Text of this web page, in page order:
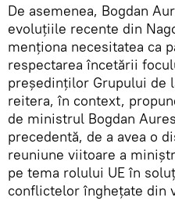
De asemenea, Bogdan
evoluţiile recente din
menţiona necesitatea ca
respectarea încetării
preşedinţilor Grupului de
reitera, în context,
de ministrul Bogdan
precedentă, de a avea o
reuniune viitoare a
pe tema rolului UE în
conflictelor îngheţate din